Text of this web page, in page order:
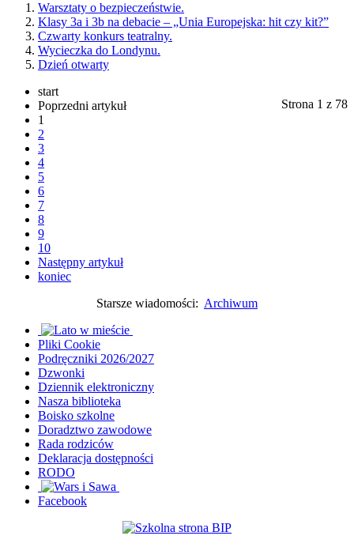
Warsztaty o bezpieczeństwie.
Klasy 3a i 3b na debacie – „Unia Europejska: hit czy kit?”
Czwarty konkurs teatralny.
Wycieczka do Londynu.
Dzień otwarty
Strona 1 z 78
start
Poprzedni artykuł
1
2
3
4
5
6
7
8
9
10
Następny artykuł
koniec
Starsze wiadomości: Archiwum
Pliki Cookie
Podręczniki 2026/2027
Dzwonki
Dziennik elektroniczny
Nasza biblioteka
Boisko szkolne
Doradztwo zawodowe
Rada rodziców
Deklaracja dostępności
RODO
Facebook